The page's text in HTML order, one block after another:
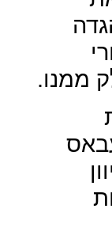
ממנו.